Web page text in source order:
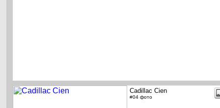
Cadillac Cien
#04 фото